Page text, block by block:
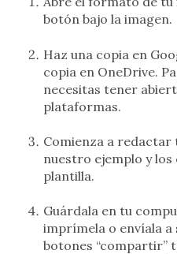
botón bajo la imagen.
Haz una copia en
copia en OneDrive.
necesitas tener
plataformas.
Comienza a
nuestro ejemplo y
plantilla.
Guárdala en tu
imprímela o envíala
botones “compartir”